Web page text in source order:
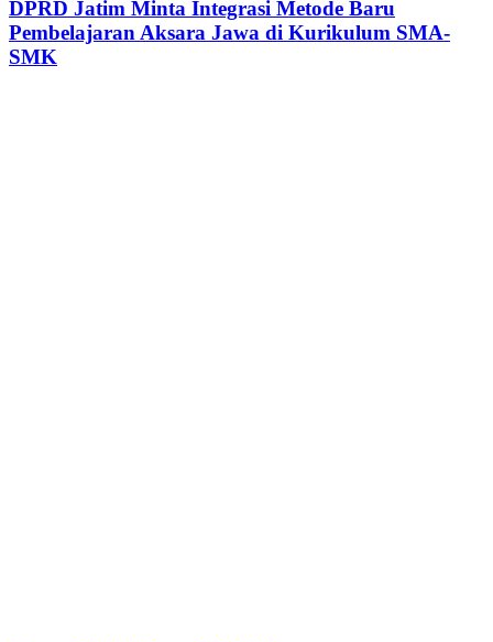
DPRD Jatim Minta Integrasi Metode Baru
Pembelajaran Aksara Jawa di Kurikulum SMA-
SMK